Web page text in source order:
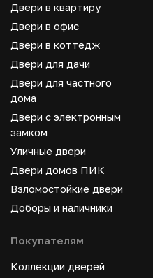
Двери в квартиру
Двери в офис
Двери в коттедж
Двери для дачи
Двери для частного
дома
Двери с электронным
замком
Уличные двери
Двери домов ПИК
Взломостойкие двери
Доборы и наличники
Покупателям
Коллекции дверей